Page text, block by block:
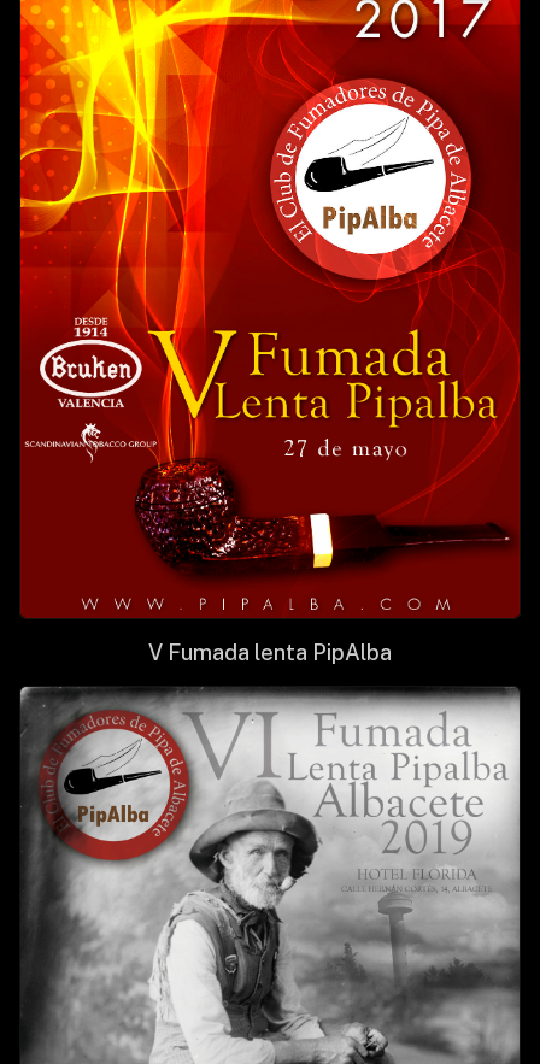
V Fumada lenta PipAlba